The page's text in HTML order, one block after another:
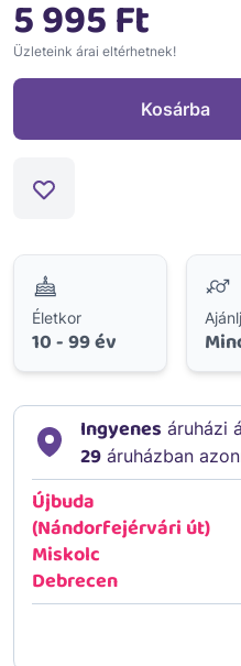
5 995 Ft
Üzleteink árai eltérhetnek!
Kosárba
Életkor
10 - 99 év
Ingyenes áruházi
29 áruházban
Újbuda
(Nándorfejérvári út)
Miskolc
Debrecen